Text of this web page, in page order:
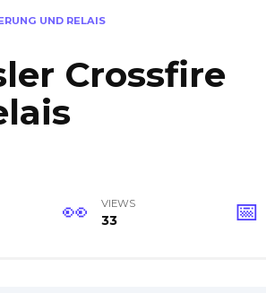
UND RELAIS
Crossfire
VIEWS
33